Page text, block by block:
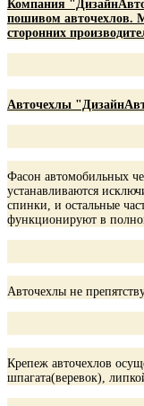
Компания
пошивом авточехлов.
сторонних
Авточехлы
Фасон автомобильных
устанавливаются
спинки, и остальные
функционируют в
Авточехлы не
Крепеж авточехлов
шпагата(веревок),